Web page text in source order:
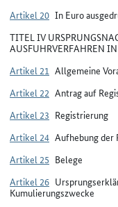
Artikel 20 In Euro
TITEL IV
AUSFUHRVERFAHREN
Artikel 21 Allgemeine
Artikel 22 Antrag auf
Artikel 23 Registrierung
Artikel 24 Aufhebung der
Artikel 25 Belege
Artikel 26
Kumulierungszwecke